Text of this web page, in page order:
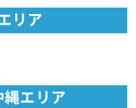
エリア
縄エリア